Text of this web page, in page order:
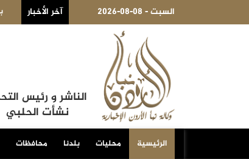
2026-08-08 - السبت آخر الأخبار
المحادثات بين إيران وعمان ونتوقع اتفاقا قريبا بشأن مضيق هرمز
الناشر و رئيس
نشأت الحلبي
الرئيسية محليات بلدنا محافظات